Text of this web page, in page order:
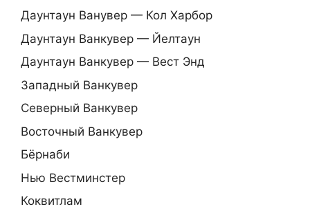
Даунтаун Ванувер — Кол Харбор
Даунтаун Ванкувер — Йелтаун
Даунтаун Ванкувер — Вест Энд
Западный Ванкувер
Северный Ванкувер
Восточный Ванкувер
Бёрнаби
Нью Вестминстер
Коквитлам